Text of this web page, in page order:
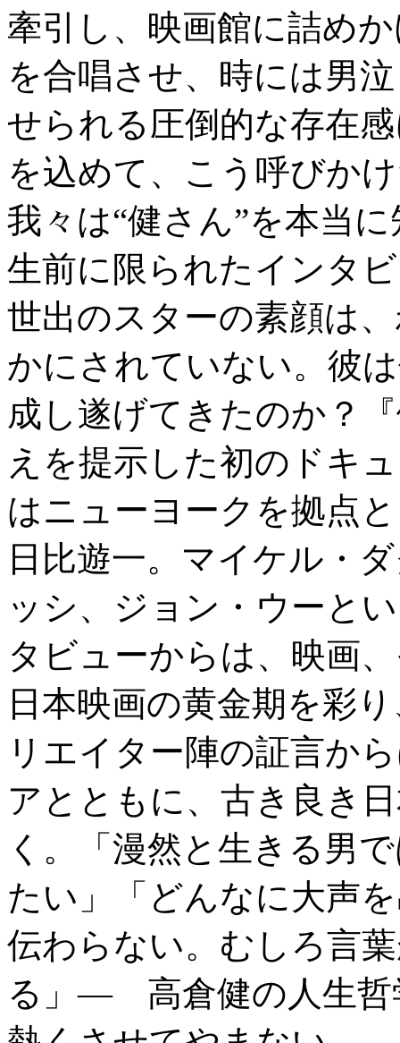
牽引し、映画館に詰め
を合唱させ、時には男
せられる圧倒的な存在
を込めて、こう呼びか
我々は“健さん”を本当
生前に限られたインタ
世出のスターの素顔は
かにされていない。彼
成し遂げてきたのか？
えを提示した初のドキ
はニューヨークを拠点
日比遊一。マイケル・
ッシ、ジョン・ウーと
タビューからは、映画
日本映画の黄金期を彩
リエイター陣の証言か
アとともに、古き良き
く。「漫然と生きる男
たい」「どんなに大声
伝わらない。むしろ言
る」― 高倉健の人生哲